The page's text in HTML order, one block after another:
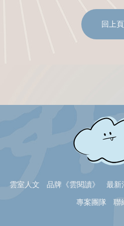
回上頁
雲室人文 品牌《雲閱讀》 最新
專案團隊 聯